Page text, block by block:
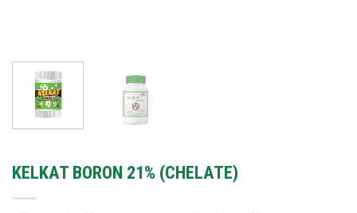
KELKAT BORON 21% (CHELATE)